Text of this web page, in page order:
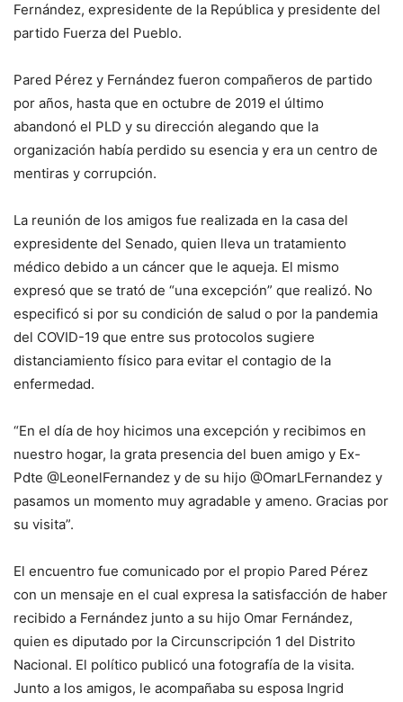
Fernández, expresidente de la República y presidente del
partido Fuerza del Pueblo.
Pared Pérez y Fernández fueron compañeros de partido
por años, hasta que en octubre de 2019 el último
abandonó el PLD y su dirección alegando que la
organización había perdido su esencia y era un centro de
mentiras y corrupción.
La reunión de los amigos fue realizada en la casa del
expresidente del Senado, quien lleva un tratamiento
médico debido a un cáncer que le aqueja. El mismo
expresó que se trató de “una excepción” que realizó. No
especificó si por su condición de salud o por la pandemia
del COVID-19 que entre sus protocolos sugiere
distanciamiento físico para evitar el contagio de la
enfermedad.
“En el día de hoy hicimos una excepción y recibimos en
nuestro hogar, la grata presencia del buen amigo y Ex-
Pdte @LeonelFernandez y de su hijo @OmarLFernandez y
pasamos un momento muy agradable y ameno. Gracias por
su visita”.
El encuentro fue comunicado por el propio Pared Pérez
con un mensaje en el cual expresa la satisfacción de haber
recibido a Fernández junto a su hijo Omar Fernández,
quien es diputado por la Circunscripción 1 del Distrito
Nacional. El político publicó una fotografía de la visita.
Junto a los amigos, le acompañaba su esposa Ingrid